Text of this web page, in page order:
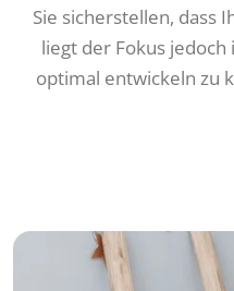
Sie sicherstellen, dass
liegt der Fokus
optimal entwickeln zu